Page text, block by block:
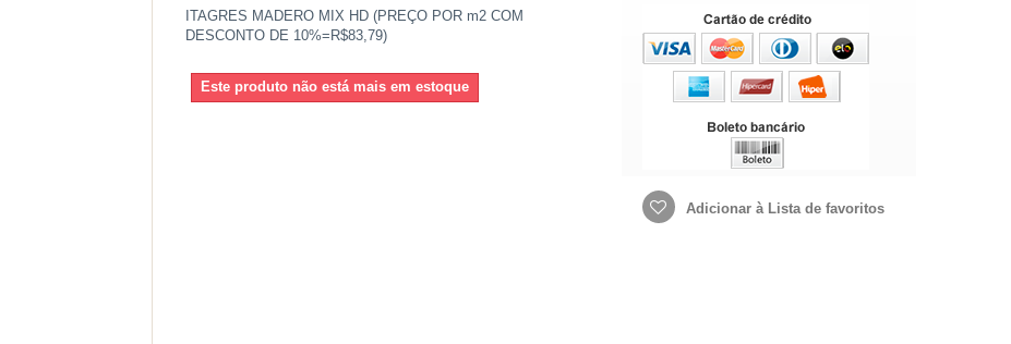
ITAGRES MADERO MIX HD (PREÇO POR m2 COM
DESCONTO DE 10%=R$83,79)
Este produto não está mais em estoque
Adicionar à Lista de favoritos